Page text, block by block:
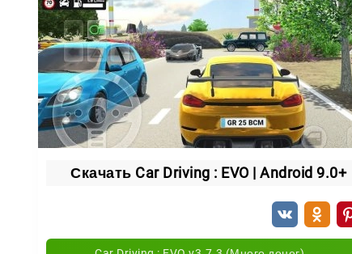
Каждый автомобиль здесь отражает ваш
апгрейд двигателя для большей мощности;
улучшение сцепления с дорогой;
новые ливреи и расширенный тюнинг кузова.
Старое авто легко превратить в машину, от
настоящему вашей.
В игре несколько режимов, и каждый меняет
Скачать Car Driving : EVO | Android 9.0+